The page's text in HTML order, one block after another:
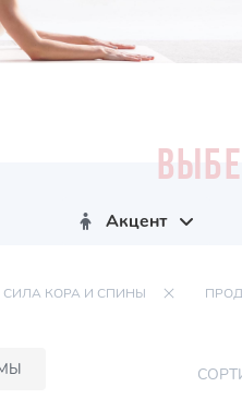
Акцент
СИЛА КОРА И СПИНЫ